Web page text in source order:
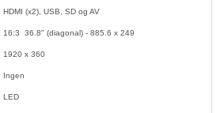
HDMI (x2), USB, SD og AV
16:3 36.8" (diagonal) - 885.6 x 249
1920 x 360
Ingen
LED